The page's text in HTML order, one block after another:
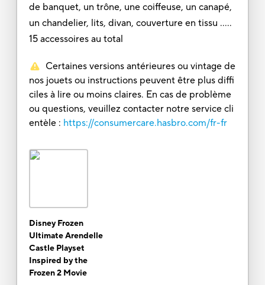
de banquet, un trône, une coiffeuse, un canapé,
un chandelier, lits, divan, couverture en tissu …..
15 accessoires au total
Certaines versions antérieures ou vintage de
nos jouets ou instructions peuvent être plus diffi
ciles à lire ou moins claires. En cas de problème
ou questions, veuillez contacter notre service cli
entèle : https://consumercare.hasbro.com/fr-fr
Disney Frozen
Ultimate Arendelle
Castle Playset
Inspired by the
Frozen 2 Movie